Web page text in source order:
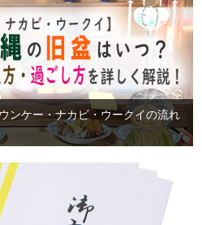
ンケー・ナカビ・ウークイの流れ